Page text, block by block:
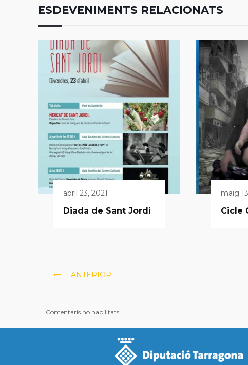
ESDEVENIMENTS RELACIONATS
abril 23, 2021
Diada de Sant Jordi
maig
Cicle
ANTERIOR
Comentaris no habilitats